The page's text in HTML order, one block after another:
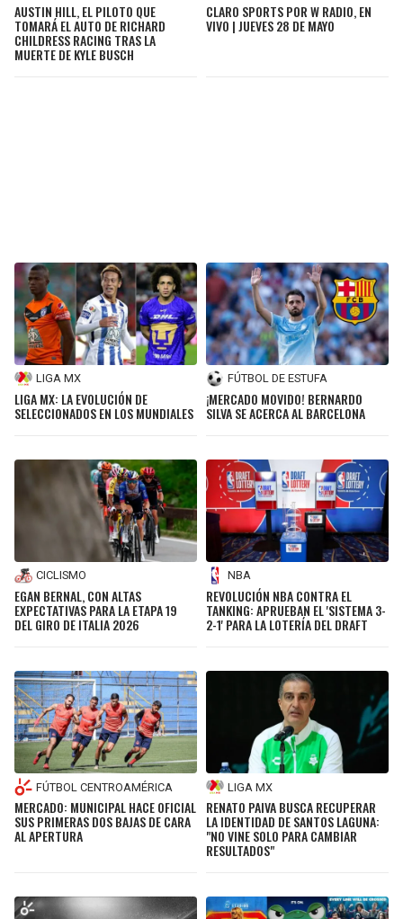
AUSTIN HILL, EL PILOTO QUE
TOMARÁ EL AUTO DE RICHARD
CHILDRESS RACING TRAS LA
MUERTE DE KYLE BUSCH
CLARO SPORTS POR W RADIO, EN
VIVO | JUEVES 28 DE MAYO
LIGA MX
LIGA MX: LA EVOLUCIÓN DE
SELECCIONADOS EN LOS MUNDIALES
FÚTBOL DE ESTUFA
¡MERCADO MOVIDO! BERNARDO
SILVA SE ACERCA AL BARCELONA
CICLISMO
EGAN BERNAL, CON ALTAS
EXPECTATIVAS PARA LA ETAPA 19
DEL GIRO DE ITALIA 2026
NBA
REVOLUCIÓN NBA CONTRA EL
TANKING: APRUEBAN EL 'SISTEMA 3-
2-1' PARA LA LOTERÍA DEL DRAFT
FÚTBOL CENTROAMÉRICA
MERCADO: MUNICIPAL HACE OFICIAL
SUS PRIMERAS DOS BAJAS DE CARA
AL APERTURA
LIGA MX
RENATO PAIVA BUSCA RECUPERAR
LA IDENTIDAD DE SANTOS LAGUNA:
"NO VINE SOLO PARA CAMBIAR
RESULTADOS"